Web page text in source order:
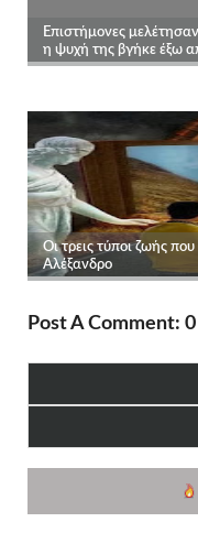
Post A Comment: 0